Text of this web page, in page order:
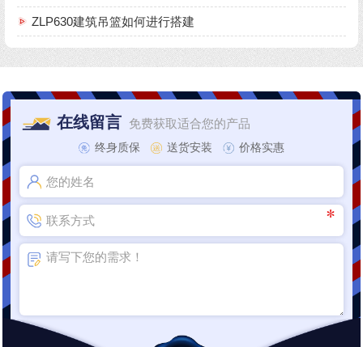
ZLP630建筑吊篮如何进行搭建
在线留言 免费获取适合您的产品
终身质保 送货安装 价格实惠